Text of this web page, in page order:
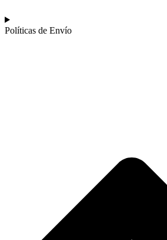
Políticas de Envío